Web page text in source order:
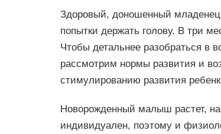
Здоровый, доношенный младенец
попытки держать голову. В три
Чтобы детальнее разобраться в
рассмотрим нормы развития и
стимулированию развития
Новорожденный малыш растет,
индивидуален, поэтому и